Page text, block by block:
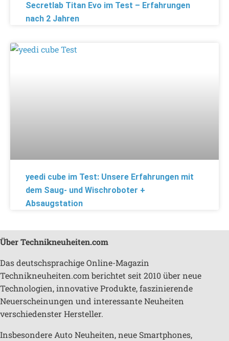
Secretlab Titan Evo im Test – Erfahrungen
nach 2 Jahren
yeedi cube im Test: Unsere Erfahrungen mit
dem Saug- und Wischroboter +
Absaugstation
Über Technikneuheiten.com
Das deutschsprachige Online-Magazin
Technikneuheiten.com berichtet seit 2010 über neue
Technologien, innovative Produkte, faszinierende
Neuerscheinungen und interessante Neuheiten
verschiedenster Hersteller.
Insbesondere Auto Neuheiten, neue Smartphones,